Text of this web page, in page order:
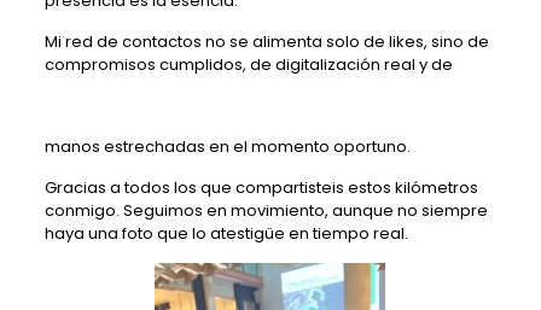
Mi red de contactos no se alimenta solo de likes, sino de
compromisos cumplidos, de digitalización real y de
manos estrechadas en el momento oportuno.
Gracias a todos los que compartisteis estos kilómetros
conmigo. Seguimos en movimiento, aunque no siempre
haya una foto que lo atestigüe en tiempo real.